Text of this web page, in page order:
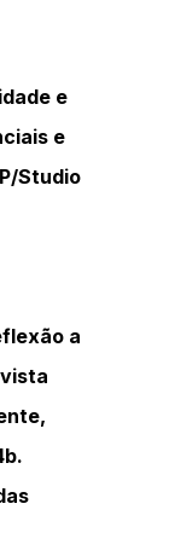
e
e
Studio
a